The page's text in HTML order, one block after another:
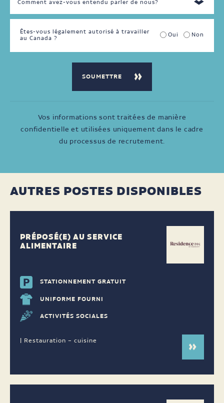
Êtes-vous légalement autorisé à travailler
au Canada ?
Oui Non
Vos informations sont traitées de manière
confidentielle et utilisées uniquement dans le cadre
du processus de recrutement.
AUTRES POSTES DISPONIBLES
PRÉPOSÉ(E) AU SERVICE
ALIMENTAIRE
STATIONNEMENT GRATUIT
UNIFORME FOURNI
ACTIVITÉS SOCIALES
| Restauration – cuisine